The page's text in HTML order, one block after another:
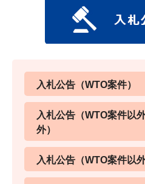
入札公告（WTO案件）
入札公告（WTO案件以
外）
入札公告（WTO案件以